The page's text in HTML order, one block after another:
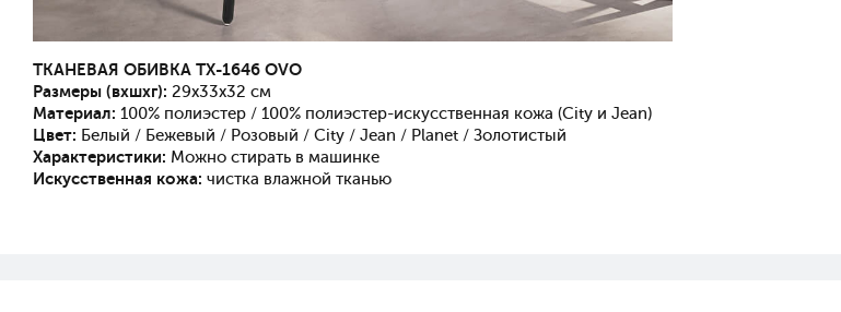
ТКАНЕВАЯ ОБИВКА TX-1646 OVO
Размеры (вхшхг): 29x33x32 см
Материал: 100% полиэстер / 100% полиэстер-искусственная кожа (City и Jean)
Цвет: Белый / Бежевый / Розовый / City / Jean / Planet / Золотистый
Характеристики: Можно стирать в машинке
Искусственная кожа: чистка влажной тканью